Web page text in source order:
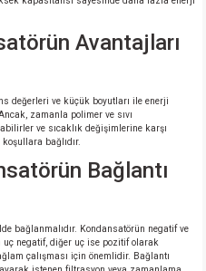
Avantajları
değerleri ve küçük boyutları ile enerji
zamanla polimer ve sıvı
ve sıcaklık değişimlerine karşı
bağlıdır.
Bağlantı
bağlanmalıdır. Kondansatörün negatif ve
uç negatif, diğer uç ise pozitif olarak
çalışması için önemlidir. Bağlantı